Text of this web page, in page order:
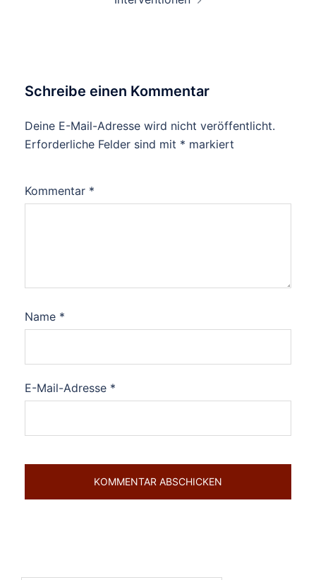
Schreibe einen Kommentar
Deine E-Mail-Adresse wird nicht veröffentlicht.
Erforderliche Felder sind mit * markiert
Kommentar *
Name *
E-Mail-Adresse *